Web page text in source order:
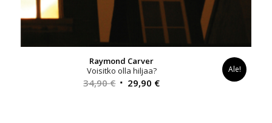
Raymond Carver
Voisitko olla hiljaa?
34,90€ Alkuperäinen
29,90 €Nykyinen
Ale!